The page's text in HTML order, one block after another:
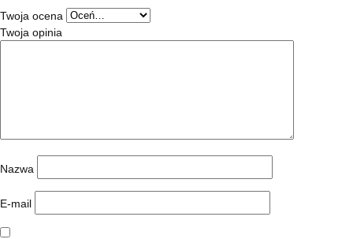
Twoja ocena
Twoja opinia
Nazwa
E-mail